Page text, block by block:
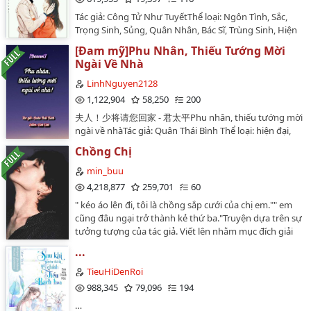
Chương 31: Dương Danh 1
Chương 32: Dương Danh 2
Chương 33: Dương Danh 3
Chương 34: Dương Danh 4
Chương 35: Huyết Mạch Tinh Hải 2
Chương 36: Huyết Mạch Tinh Hải 3
Chương 37: Kiếm Quyết
Chương 38: Năm Mươi Tộc
Chương 39: Bạch Cập Thiên 1
Chương 40: Dực Ngưu Giác
Chương 41: Sự Thay Đổi Của Ti Lan
Chương 42: Ám Triều Côn Luân
:)))) VĂN ÁN Kiếp trước Khương Lệnh Uyển là một
người phụ nữ bướng bỉnh, kết hôn năm năm vẫn chưa
có con. Thế mà Lục Tông vẫn cứ sủng nàng đến đòi
mạng, chỉ thiếu điều mang tim gan móc ra cho nàng.
Sống lại lần nữa, Khương Lệnh Uyển quyết định làm
một kiều thê, sau đó giúp Lục Tông chưng bánh bao,
luộc bánh bao, rồi lại luộc bánh bao, chưng bánh bao...
Mục tiêu ba năm ôm hai!! Mười năm một đàn!! Nhưng
vấn đề là--- hiện tại bản thân nàng vẫn là một tiểu oa
nhi mập mạp trắng trẻo. "A, vú nương, ta đói" - Vẫn là
ăn no rồi lại đi tìm Lục Tông đi. Nội dung: trọng sinh,
ngọt văn, hào môn thế gia. Nhân vật chính: Khương
Lệnh Uyển, Lục Tông. Cái khác: Sủng ngọt, sạch, 1 VS 1
________ Đây là bộ truyện đầu tay team mình edit, vậy
nên không thể tránh khỏi sai sót, trong team chỉ có
một bạn có kinh nghiệm edit, mong mọi người góp ý
nhiệt tình. Team mình có ba người: Kye, Tiểu Huân,
edit với mục đích chia sẻ, phi lợi nhuận, vì thế khi mang
đi bất kì đâu xin hãy ghi nguồn và không copy qua bất
kì nick…
Tác giả: Công Tử Như TuyếtThể loại: Ngôn Tình, Sắc,
Trọng Sinh, Sủng, Quân Nhân, Bác Sĩ, Trùng Sinh, Hiện
thái: Đang raEditor: Tiểu MeowCre bìa :
Forever_TeamDesigner: Hwangminhuyn1995Trong
tình yêu con người thường mất đi rồi mới hối hận
nhưng nếu có cơ hội làm lại liệu họ sẽ thay đổi như thế
tắm giúp chú nha.""Chú à, em nằm mơ thấy ác mộng
sợ quá à, muốn ngủ chung với chú được
không?"...Đường Mặc Trầm bắt giữ bàn tay nhỏ đang
tháo thắt lưng của anh "Em lại muốn làm gì nữa?"Bùi
Vân Khinh với vẻ mặt vô tội lấy ống tiêm ra, "Tiêm
thuốc cho chú!" Từ nay về sau, anh ngủ nướng, cô vịn
tường.Trước khi trọng sinh, cô oán anh, hận anh, trốn
tránh anh; sau khi sống lại, cô trêu ghẹo anh, che chở
anh, quấn quít lấy anh.Từ lúc bắt đầu tới mãi về sau,
Đường Mặc Trầm đều chỉ có một ý tưởng: Cưng chiều
cô, cưng chiều cô, cưng chiều cô đến tận trời!!!!…
[Đam mỹ]Phu Nhân, Thiếu Tướng Mời
Ngài Về Nhà
LinhNguyen2128
1,122,904
58,250
200
夫人！少将请您回家 - 君太平Phu nhân, thiếu tướng mời
ngài về nhàTác giả: Quân Thái Bình Thể loại: hiện đại,
hài, 1×1, HETình trạng bản gốc: Hoàn 196 chương + 14
phiên ngoạiTình trạng bản edit: đã hoàn chính văn,
đang beta lại chính văn, phiên ngoại từ từ gòi tính nho
https://wisterialh0601.wordpress.com/dam-my/dam-
my-edit/phu-nhan-thieu-tuong-thinh-ngai-ve-nha/
(beta)+Từ chương 147 trở đi:
(edit)_______Đường Mộ nằm mơ cũng không nghĩ tới,
hắn chỉ là về nước tham gia hôn lễ của ca ca nhà mình,
Chồng Chị
min_buu
4,218,877
259,701
60
" kéo áo lên đi, tôi là chồng sắp cưới của chị em."" em
cũng đâu ngại trở thành kẻ thứ ba."Truyện dựa trên sự
tưởng tượng của tác giả. Viết lên nhằm mục đích giải
nhoạ bất cứ các cá nhân hay tổ chức nào.…
...
TieuHiDenRoi
988,345
79,096
194
…